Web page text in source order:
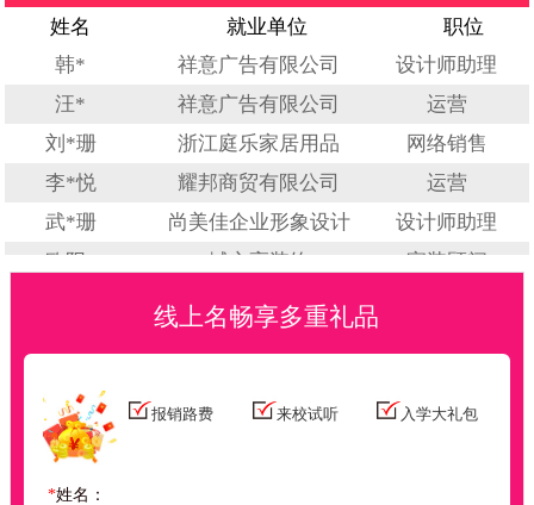
姓名 就业单位
职位
祥意广告有限公司
浙江庭乐家居用品
耀邦商贸有限公司
尚美佳企业形象设计
域之高装饰
家装顾问
居思装饰工程
张*丽
平佳网络科技
网络销售
韩*明
刘*佳
线上名畅享多重礼品
报销路费 来校试听 入学大礼包
*姓名：